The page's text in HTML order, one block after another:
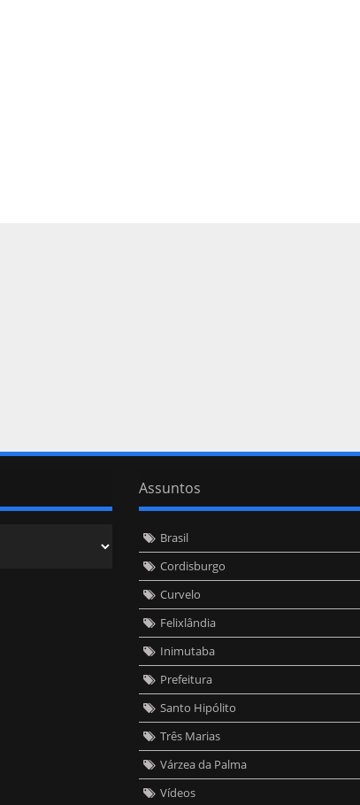
Assuntos
Brasil
Cordisburgo
Curvelo
Felixlândia
Inimutaba
Prefeitura
Santo Hipólito
Três Marias
Várzea da Palma
Vídeos